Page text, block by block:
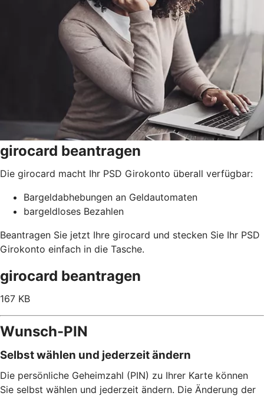
girocard beantragen
Die girocard macht Ihr PSD Girokonto überall verfügbar:
Bargeldabhebungen an Geldautomaten
bargeldloses Bezahlen
Beantragen Sie jetzt Ihre girocard und stecken Sie Ihr PSD
Girokonto einfach in die Tasche.
girocard beantragen
167 KB
Wunsch-PIN
Selbst wählen und jederzeit ändern
Die persönliche Geheimzahl (PIN) zu Ihrer Karte können
Sie selbst wählen und jederzeit ändern. Die Änderung der